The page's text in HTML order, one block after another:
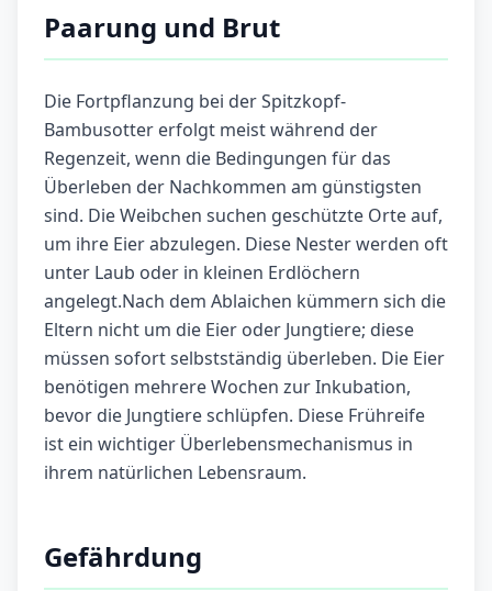
Paarung und Brut
Die Fortpflanzung bei der Spitzkopf-
Bambusotter erfolgt meist während der
Regenzeit, wenn die Bedingungen für das
Überleben der Nachkommen am günstigsten
sind. Die Weibchen suchen geschützte Orte auf,
um ihre Eier abzulegen. Diese Nester werden oft
unter Laub oder in kleinen Erdlöchern
angelegt.Nach dem Ablaichen kümmern sich die
Eltern nicht um die Eier oder Jungtiere; diese
müssen sofort selbstständig überleben. Die Eier
benötigen mehrere Wochen zur Inkubation,
bevor die Jungtiere schlüpfen. Diese Frühreife
ist ein wichtiger Überlebensmechanismus in
ihrem natürlichen Lebensraum.
Gefährdung